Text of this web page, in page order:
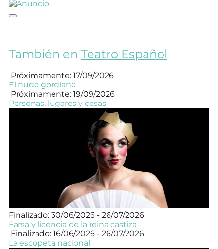
También en Teatro Español
Próximamente: 17/09/2026
El nudo gordiano
Próximamente: 19/09/2026
Personas, lugares y cosas
Finalizado: 30/06/2026 - 26/07/2026
Farsa y licencia de la reina castiza
Finalizado: 16/06/2026 - 26/07/2026
La escopeta nacional